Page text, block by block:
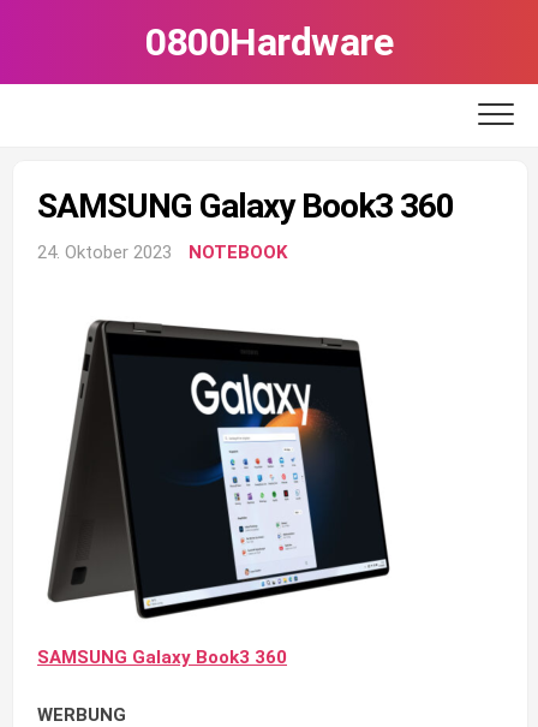
0800Hardware
SAMSUNG Galaxy Book3 360
24. Oktober 2023 NOTEBOOK
SAMSUNG Galaxy Book3 360
WERBUNG